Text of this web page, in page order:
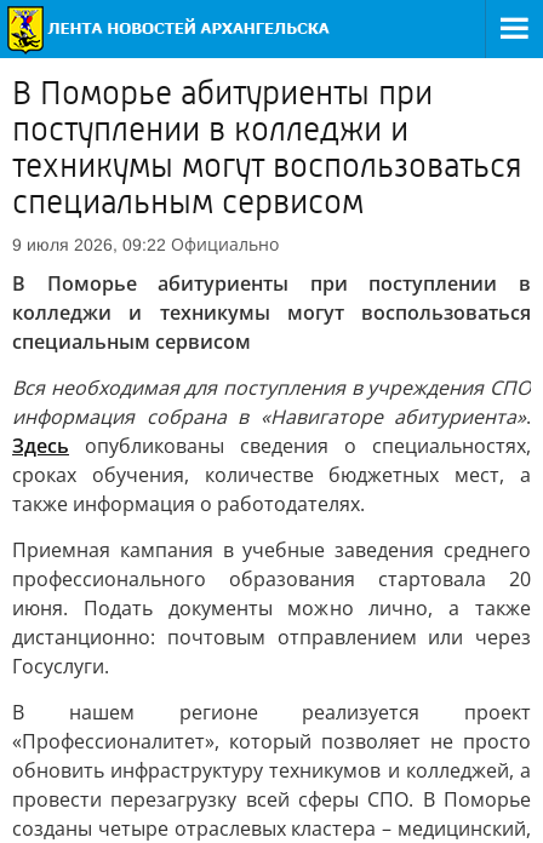
В Поморье абитуриенты при
поступлении в колледжи и
техникумы могут воспользоваться
специальным сервисом
9 июля 2026, 09:22 Официально
В Поморье абитуриенты при поступлении в
колледжи и техникумы могут воспользоваться
специальным сервисом
Вся необходимая для поступления в учреждения СПО
информация собрана в «Навигаторе абитуриента».
Здесь опубликованы сведения о специальностях,
сроках обучения, количестве бюджетных мест, а
также информация о работодателях.
Приемная кампания в учебные заведения среднего
профессионального образования стартовала 20
июня. Подать документы можно лично, а также
дистанционно: почтовым отправлением или через
Госуслуги.
В нашем регионе реализуется проект
«Профессионалитет», который позволяет не просто
обновить инфраструктуру техникумов и колледжей, а
провести перезагрузку всей сферы СПО. В Поморье
созданы четыре отраслевых кластера – медицинский,